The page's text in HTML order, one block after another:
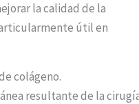
la calidad de la
útil en
colágeno.
resultante de la